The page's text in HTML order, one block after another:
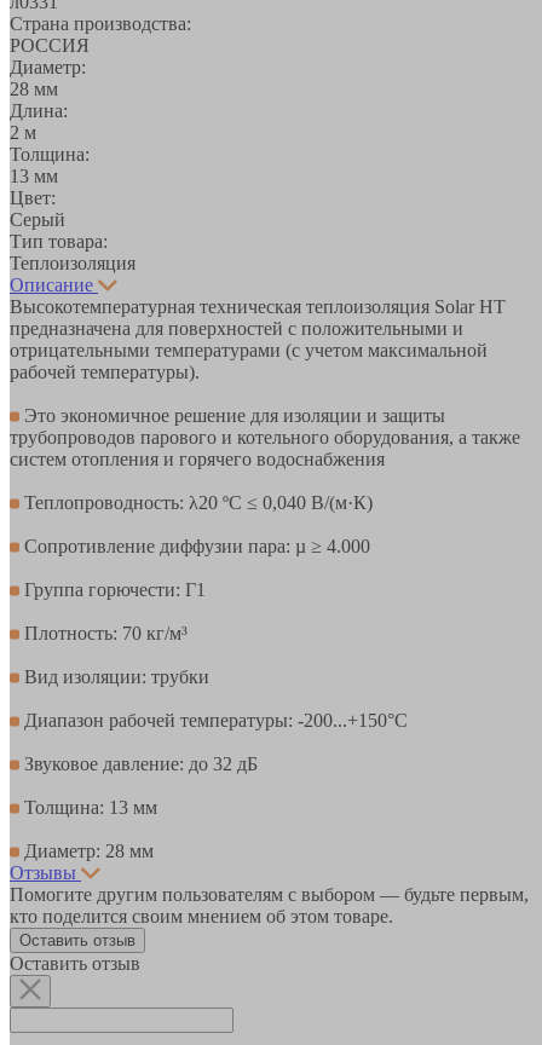
Страна производства:
РОССИЯ
Диаметр:
28 мм
Длина:
2 м
Толщина:
13 мм
Цвет:
Серый
Тип товара:
Теплоизоляция
Описание
Высокотемпературная техническая теплоизоляция Solar HT
предназначена для поверхностей с положительными и
отрицательными температурами (с учетом максимальной
рабочей температуры).
Это экономичное решение для изоляции и защиты
трубопроводов парового и котельного оборудования, а также
систем отопления и горячего водоснабжения
Теплопроводность: λ20 ºC ≤ 0,040 В/(м·К)
Сопротивление диффузии пара: µ ≥ 4.000
Группа горючести: Г1
Плотность: 70 кг/м³
Вид изоляции: трубки
Диапазон рабочей температуры: -200...+150°С
Звуковое давление: до 32 дБ
Толщина: 13 мм
Диаметр: 28 мм
Отзывы
Помогите другим пользователям с выбором — будьте первым,
кто поделится своим мнением об этом товаре.
Оставить отзыв
Оставить отзыв